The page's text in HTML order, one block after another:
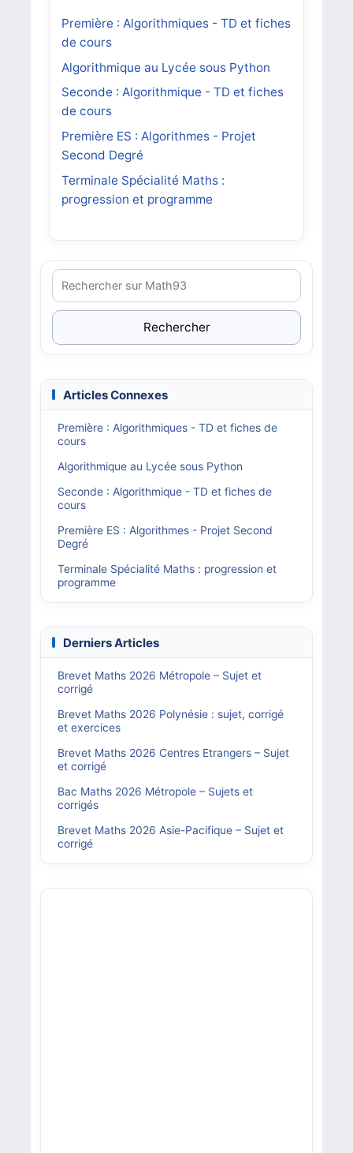
Première : Algorithmiques - TD et fiches
de cours
Algorithmique au Lycée sous Python
Seconde : Algorithmique - TD et fiches
de cours
Première ES : Algorithmes - Projet
Second Degré
Terminale Spécialité Maths :
progression et programme
Rechercher
Articles Connexes
Première : Algorithmiques - TD et fiches de
cours
Algorithmique au Lycée sous Python
Seconde : Algorithmique - TD et fiches de
cours
Première ES : Algorithmes - Projet Second
Degré
Terminale Spécialité Maths : progression et
programme
Derniers Articles
Brevet Maths 2026 Métropole – Sujet et
corrigé
Brevet Maths 2026 Polynésie : sujet, corrigé
et exercices
Brevet Maths 2026 Centres Etrangers – Sujet
et corrigé
Bac Maths 2026 Métropole – Sujets et
corrigés
Brevet Maths 2026 Asie-Pacifique – Sujet et
corrigé